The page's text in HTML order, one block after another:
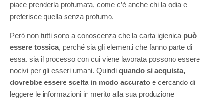
piace prenderla profumata, come c’è anche chi la odia e
preferisce quella senza profumo.
Però non tutti sono a conoscenza che la carta igienica può
essere tossica, perché sia gli elementi che fanno parte di
essa, sia il processo con cui viene lavorata possono essere
nocivi per gli esseri umani. Quindi quando si acquista,
dovrebbe essere scelta in modo accurato e cercando di
leggere le informazioni in merito alla sua produzione.